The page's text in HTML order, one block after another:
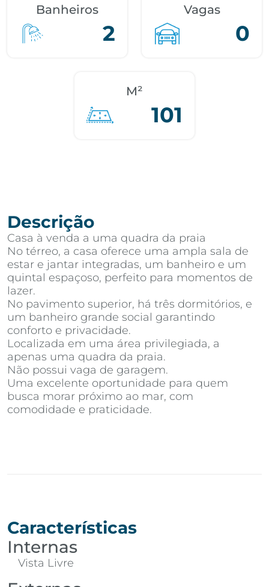
Banheiros
2
Vagas
0
M²
101
Descrição
Casa à venda a uma quadra da praia
No térreo, a casa oferece uma ampla sala de
estar e jantar integradas, um banheiro e um
quintal espaçoso, perfeito para momentos de
lazer.
No pavimento superior, há três dormitórios, e
um banheiro grande social garantindo
conforto e privacidade.
Localizada em uma área privilegiada, a
apenas uma quadra da praia.
Não possui vaga de garagem.
Uma excelente oportunidade para quem
busca morar próximo ao mar, com
comodidade e praticidade.
Características
Internas
Vista Livre